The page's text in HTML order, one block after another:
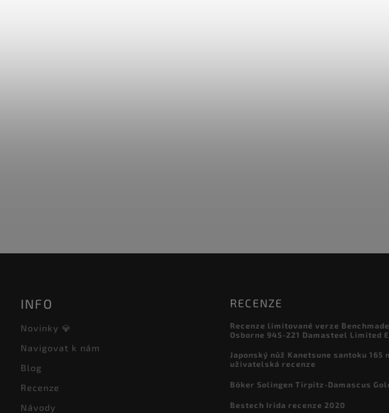
INFO
Novinky 💎
Navigovat k nám
Blog
Recenze
Návody
RECENZE
Recenze limitované verze
Osborne 945-221 Damasteel Limited
Japonský nůž Kanetsune santoku 165
uživatelská recenze
Böker Solingen Tirpitz-Damascus
Bestech Irida recenze 2020